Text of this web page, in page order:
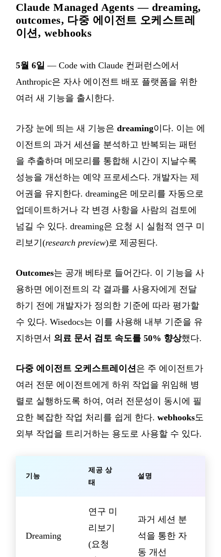
Claude Managed Agents — dreaming,
outcomes, 다중 에이전트 오케스트레
이션, webhooks
5월 6일 — Code with Claude 컨퍼런스에서
Anthropic은 자사 에이전트 배포 플랫폼을 위한
여러 새 기능을 출시한다.
가장 눈에 띄는 새 기능은 dreaming이다. 이는 에
이전트의 과거 세션을 분석하고 반복되는 패턴
을 추출하며 메모리를 통합해 시간이 지날수록
성능을 개선하는 예약 프로세스다. 개발자는 제
어권을 유지한다. dreaming은 메모리를 자동으로
업데이트하거나 각 변경 사항을 사람의 검토에
넘길 수 있다. dreaming은 요청 시 실험적 연구 미
리보기(research preview)로 제공된다.
Outcomes는 공개 베타로 들어간다. 이 기능을 사
용하면 에이전트의 각 결과를 사용자에게 전달
하기 전에 개발자가 정의한 기준에 따라 평가할
수 있다. Wisedocs는 이를 사용해 내부 기준을 유
지하면서 의료 문서 검토 속도를 50% 향상했다.
다중 에이전트 오케스트레이션 은 주 에이전트가
여러 전문 에이전트에게 하위 작업을 위임해 병
렬로 실행하도록 하여, 여러 전문성이 동시에 필
요한 복잡한 작업 처리를 쉽게 한다. webhooks도
외부 작업을 트리거하는 용도로 사용할 수 있다.
기능
제공 상
태
설명
Dreaming
연구 미
리보기
(요청
과거 세션 분
석을 통한 자
동 개선